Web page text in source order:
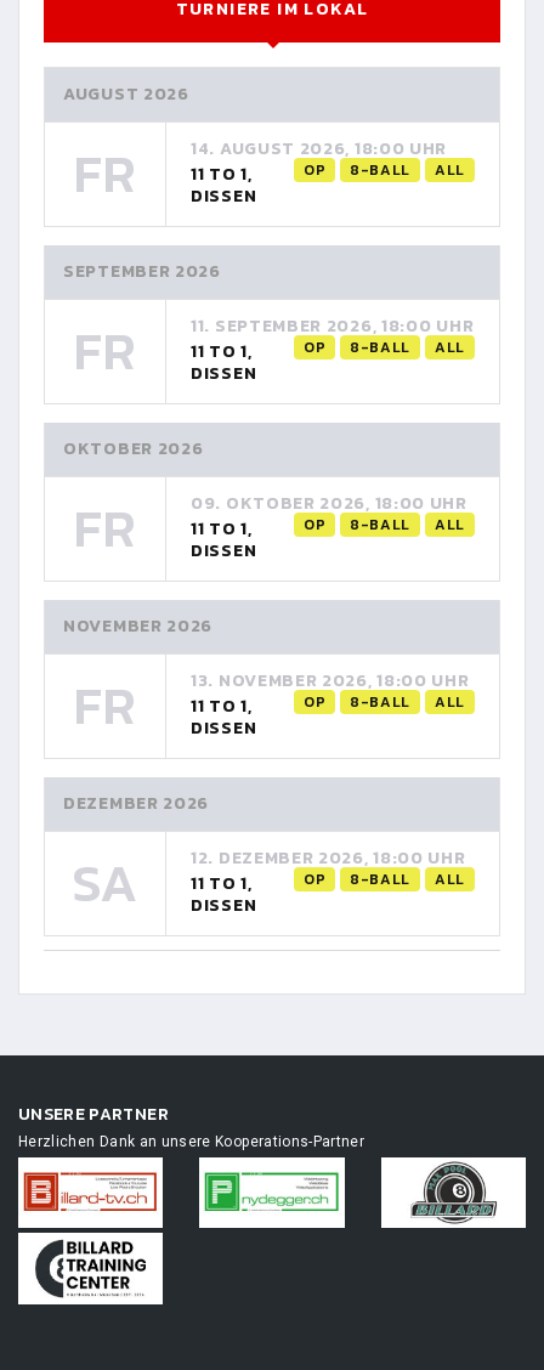
TURNIERE IM LOKAL
AUGUST 2026
FR 14. AUGUST 2026, 18:00 UHR
OP 8-BALL ALL
11 TO 1,
DISSEN
SEPTEMBER 2026
FR 11. SEPTEMBER 2026, 18:00 UHR
OP 8-BALL ALL
11 TO 1,
DISSEN
OKTOBER 2026
FR 09. OKTOBER 2026, 18:00 UHR
OP 8-BALL ALL
11 TO 1,
DISSEN
NOVEMBER 2026
FR 13. NOVEMBER 2026, 18:00 UHR
OP 8-BALL ALL
11 TO 1,
DISSEN
DEZEMBER 2026
SA 12. DEZEMBER 2026, 18:00 UHR
OP 8-BALL ALL
11 TO 1,
DISSEN
UNSERE PARTNER
Herzlichen Dank an unsere Kooperations-Partner